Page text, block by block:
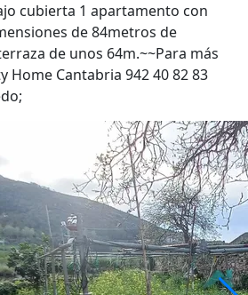
cubierta 1 apartamento con
de 84metros de
de unos 64m.~~Para más
Home Cantabria 942 40 82 83